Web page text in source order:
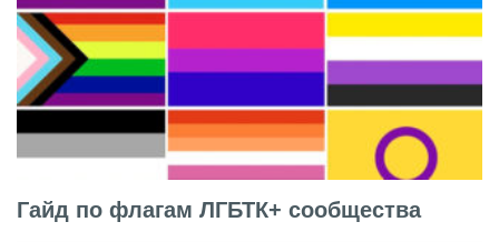
Гайд по флагам ЛГБТК+ сообщества